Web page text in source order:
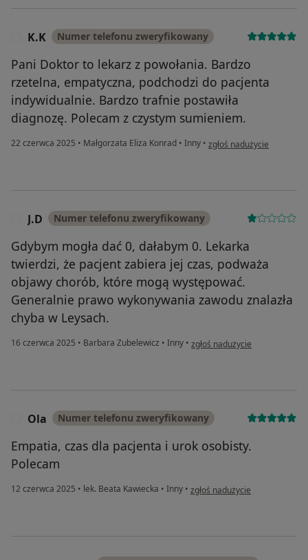
K.K Numer telefonu zweryfikowany
Pani Doktor to lekarz z powołania. Bardzo
rzetelna, empatyczna, podchodzi do pacjenta
indywidualnie. Bardzo trafnie postawiła
diagnozę. Polecam z czystym sumieniem.
22 czerwca 2025 • Małgorzata Eliza Konrad • Inny • w opinii użytkownika K.K
zgłoś nadużycie
J.D Numer telefonu zweryfikowany
Gdybym mogła dać 0, dałabym 0. Lekarka
twierdzi, że pacjent zabiera jej czas, podważa
objawy chorób, które mogą występować.
Generalnie prawo wykonywania zawodu znalazła
chyba w Leysach.
16 czerwca 2025 • Barbara Zubelewicz • Inny • w opinii użytkownika J.D
zgłoś nadużycie
Ola Numer telefonu zweryfikowany
Empatia, czas dla pacjenta i urok osobisty.
Polecam
12 czerwca 2025 • lek. Beata Kawiecka • Inny • w opinii użytkownika Ola
zgłoś nadużycie